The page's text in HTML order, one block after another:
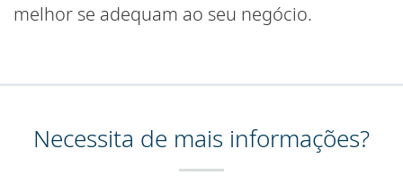
melhor se adequam ao seu negócio.
Necessita de mais informações?